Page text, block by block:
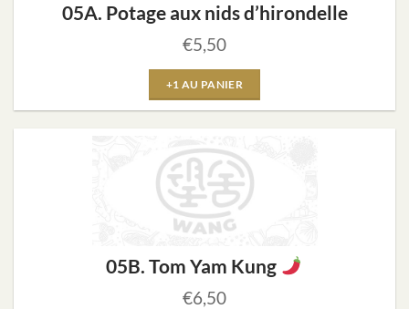
05A. Potage aux nids d’hirondelle
€5,50
+1 AU PANIER
05B. Tom Yam Kung
€6,50